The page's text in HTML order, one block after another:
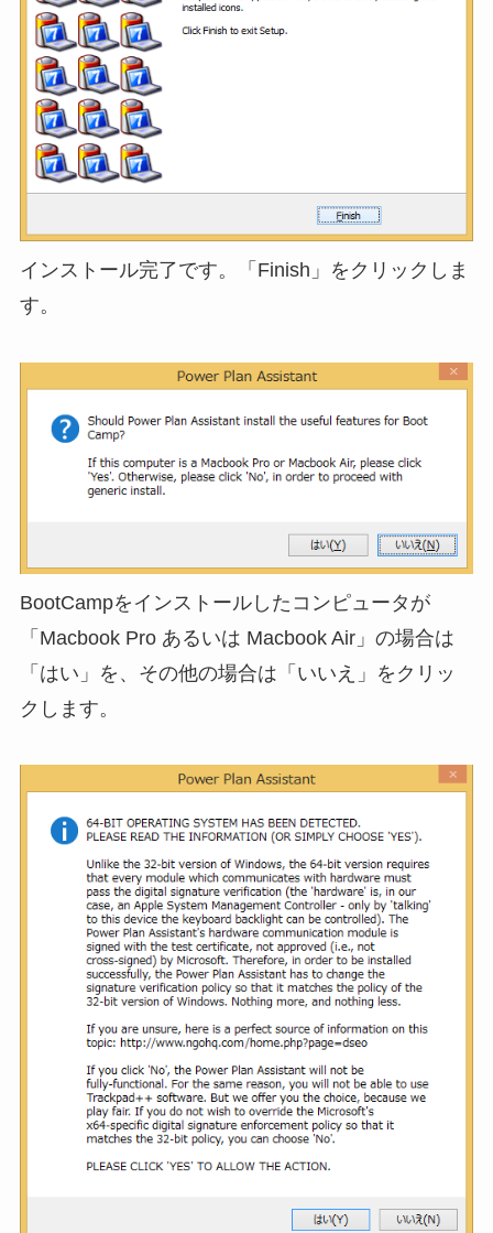
インストール完了です。「Finish」をクリックしま
す。
BootCampをインストールしたコンピュータが
「Macbook Pro あるいは Macbook Air」の場合は
「はい」を、その他の場合は「いいえ」をクリッ
クします。